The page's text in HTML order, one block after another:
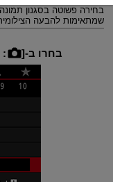
בחירה פשוטה בסגנון
שמתאימות להבעה
בחרו ב-[ :